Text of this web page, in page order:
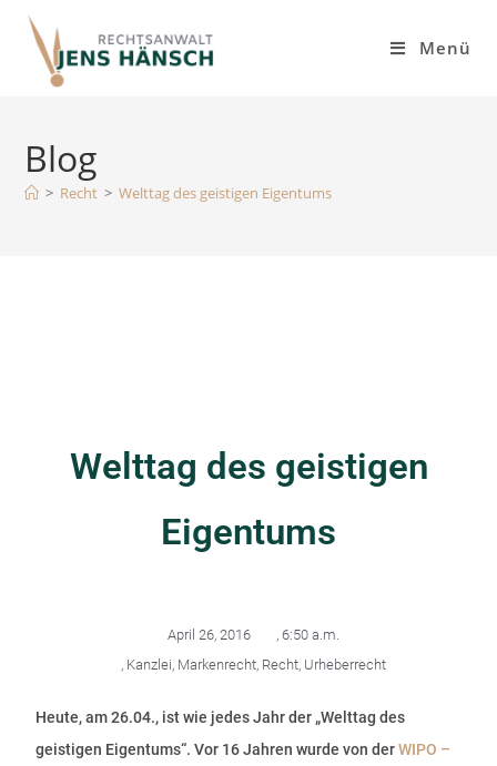
springen
Menü
Blog
> Recht > Welttag des geistigen Eigentums
Welttag des geistigen
Eigentums
April 26, 2016 , 6:50 a.m.
, Kanzlei, Markenrecht, Recht, Urheberrecht
Heute, am 26.04., ist wie jedes Jahr der „Welttag des
geistigen Eigentums“. Vor 16 Jahren wurde von derWIPO –